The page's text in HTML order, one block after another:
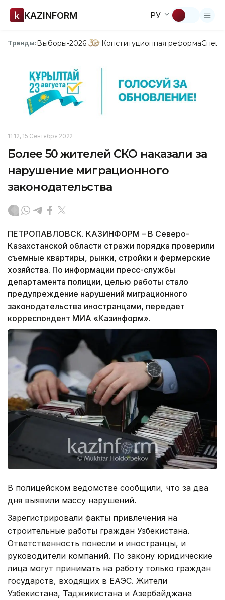
KAZINFORM РУ
Тренды:Выборы-2026 Конституционная реформа
11:12, 15 Сентября 2022
Более 50 жителей СКО наказали за
нарушение миграционного
законодательства
ПЕТРОПАВЛОВСК. КАЗИНФОРМ – В Северо-
Казахстанской области стражи порядка проверили
съемные квартиры, рынки, стройки и фермерские
хозяйства. По информации пресс-службы
департамента полиции, целью работы стало
предупреждение нарушений миграционного
законодательства иностранцами, передает
корреспондент МИА «Казинформ».
В полицейском ведомстве сообщили, что за два
дня выявили массу нарушений.
Зарегистрировали факты привлечения на
строительные работы граждан Узбекистана.
Ответственность понесли и иностранцы, и
руководители компаний. По закону юридические
лица могут принимать на работу только граждан
государств, входящих в ЕАЭС. Жители
Узбекистана, Таджикистана и Азербайджана